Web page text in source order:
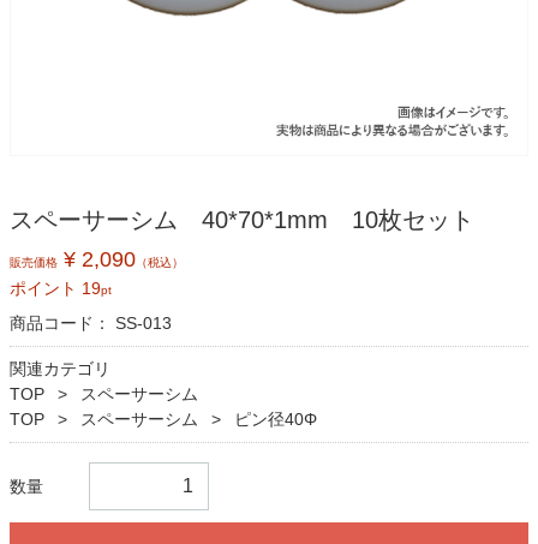
スペーサーシム 40*70*1mm 10枚セット
販売価格 ¥ 2,090 （税込）
ポイント 19pt
商品コード： SS-013
関連カテゴリ
TOP
スペーサーシム
TOP
スペーサーシム ピン径40Φ
数量